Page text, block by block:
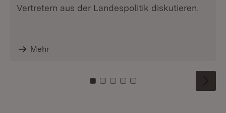
Vertretern aus der Landespolitik diskutieren.
Mehr
Zu Kachel: 0
Zu Kachel: 1
Zu Kachel: 2
Zu Kachel: 3
Zu Kachel: 4